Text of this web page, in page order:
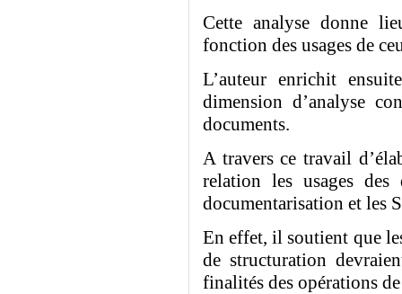
Cette analyse donne
fonction des usages de
L’auteur enrichit
dimension d’analyse
documents.
A travers ce travail
relation les usages
documentarisation et les
En effet, il soutient que
de structuration
finalités des opérations